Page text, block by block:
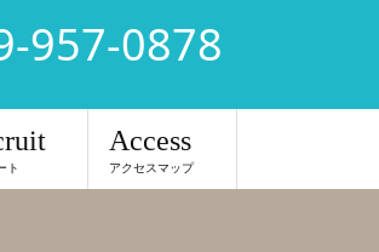
957-0878
ト
Access
アクセスマップ